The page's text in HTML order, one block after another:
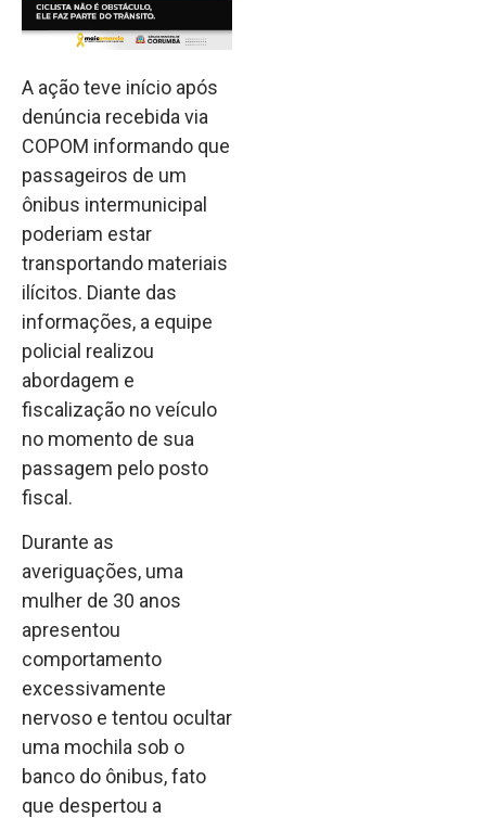
A ação teve início após
denúncia recebida via
COPOM informando que
passageiros de um
ônibus intermunicipal
poderiam estar
transportando materiais
ilícitos. Diante das
informações, a equipe
policial realizou
abordagem e
fiscalização no veículo
no momento de sua
passagem pelo posto
fiscal.
Durante as
averiguações, uma
mulher de 30 anos
apresentou
comportamento
excessivamente
nervoso e tentou ocultar
uma mochila sob o
banco do ônibus, fato
que despertou a